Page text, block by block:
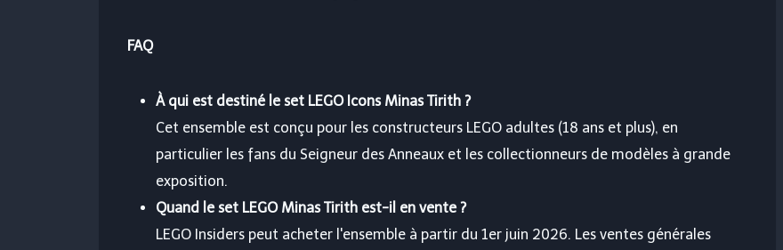
FAQ
À qui est destiné le set LEGO Icons Minas Tirith ?
Cet ensemble est conçu pour les constructeurs LEGO adultes (18 ans et plus), en
particulier les fans du Seigneur des Anneaux et les collectionneurs de modèles à grande
exposition.
Quand le set LEGO Minas Tirith est-il en vente ?
LEGO Insiders peut acheter l'ensemble à partir du 1er juin 2026. Les ventes générales